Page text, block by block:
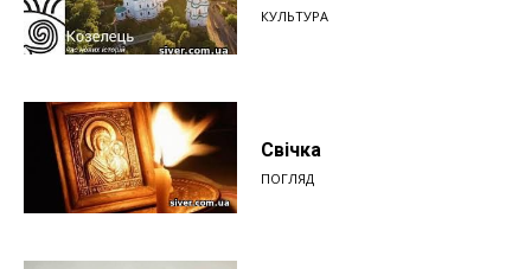
КУЛЬТУРА
Свічка
ПОГЛЯД